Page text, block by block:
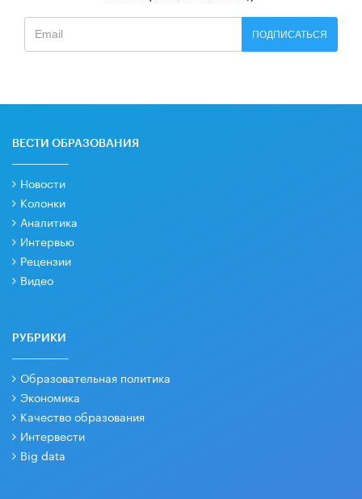
ПОДПИСАТЬСЯ
ВЕСТИ ОБРАЗОВАНИЯ
Новости
Колонки
Аналитика
Интервью
Рецензии
Видео
РУБРИКИ
Образовательная политика
Экономика
Качество образования
Интервести
Big data